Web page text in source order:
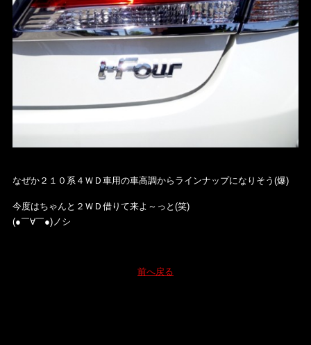
なぜか２１０系４ＷＤ車用の車高調からラインナップになりそう(爆)
今度はちゃんと２ＷＤ借りて来よ～っと(笑)
(●￣∀￣●)ノシ
前へ戻る